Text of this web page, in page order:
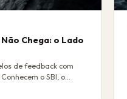
Chega: o Lado
de feedback com
o SBI, o